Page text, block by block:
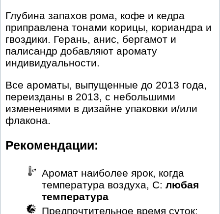
Глубина запахов рома, кофе и кедра
приправлена тонами корицы, кориандра и
гвоздики. Герань, анис, бергамот и
палисандр добавляют аромату
индивидуальности.
Все ароматы, выпущенные до 2013 года,
переизданы в 2013, с небольшими
изменениями в дизайне упаковки и/или
флакона.
Рекомендации:
Аромат наиболее ярок, когда
температура воздуха, С: любая
температура
Предпочтительное время суток: